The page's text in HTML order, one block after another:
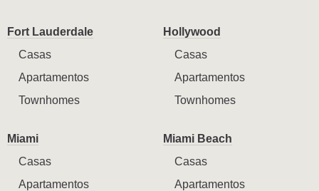
Fort Lauderdale
Casas
Apartamentos
Townhomes
Hollywood
Casas
Apartamentos
Townhomes
Miami
Casas
Apartamentos
Miami Beach
Casas
Apartamentos